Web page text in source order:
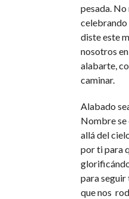
pesada.
celebrando
diste este
nosotros
alabarte,
caminar.
Alabado
Nombre se
allá del
por ti para
para seguir
que nos